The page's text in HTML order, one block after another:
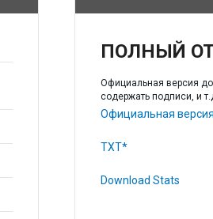
ПОЛНЫЙ
Официальная версия
содержать подписи, и
Официальная
TXT*
Download Stats